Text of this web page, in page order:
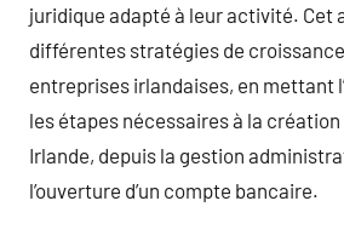
juridique adapté à leur activité. Cet
différentes stratégies de
entreprises irlandaises, en mettant
les étapes nécessaires à la création
Irlande, depuis la gestion
l’ouverture d’un compte bancaire.